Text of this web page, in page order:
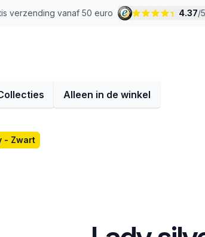
verzending vanaf 50 euro 4.37/
Alleen in de winkel
- Zwart